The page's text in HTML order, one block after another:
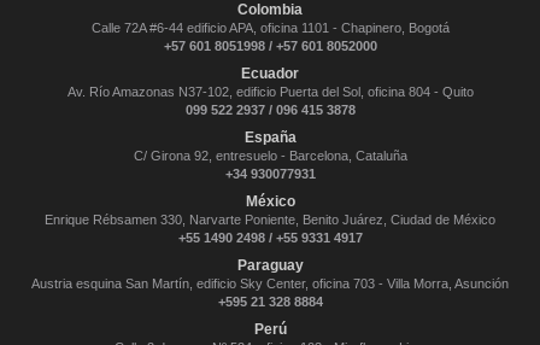
Colombia
Calle 72A #6-44 edificio APA, oficina 1101 - Chapinero, Bogotá
+57 601 8051998 / +57 601 8052000
Ecuador
Av. Río Amazonas N37-102, edificio Puerta del Sol, oficina 804 - Quito
099 522 2937 / 096 415 3878
España
C/ Girona 92, entresuelo - Barcelona, Cataluña
+34 930077931
México
Enrique Rébsamen 330, Narvarte Poniente, Benito Juárez, Ciudad de México
+55 1490 2498 / +55 9331 4917
Paraguay
Austria esquina San Martín, edificio Sky Center, oficina 703 - Villa Morra, Asunción
+595 21 328 8884
Perú